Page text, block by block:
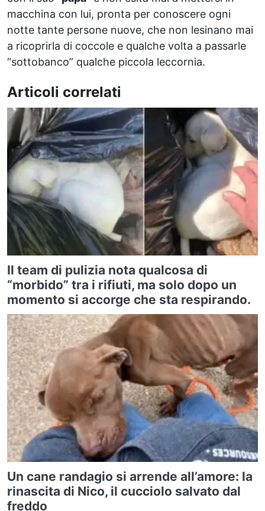
macchina con lui, pronta per conoscere ogni
notte tante persone nuove, che non lesinano mai
a ricoprirla di coccole e qualche volta a passarle
“sottobanco” qualche piccola leccornia.
Articoli correlati
Il team di pulizia nota qualcosa di
“morbido” tra i rifiuti, ma solo dopo un
momento si accorge che sta respirando.
Un cane randagio si arrende all’amore: la
rinascita di Nico, il cucciolo salvato dal
freddo